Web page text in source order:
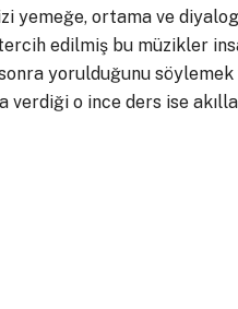
yemeğe, ortama ve
edilmiş bu müzikler
sonra yorulduğunu
verdiği o ince ders ise